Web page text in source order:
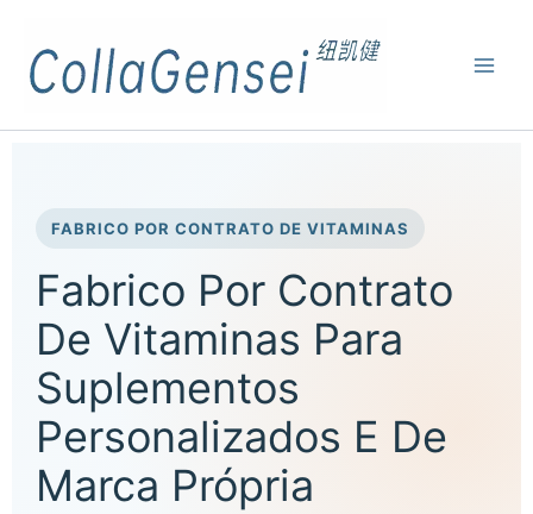
FABRICO POR CONTRATO DE VITAMINAS
Fabrico Por Contrato
De Vitaminas Para
Suplementos
Personalizados E De
Marca Própria